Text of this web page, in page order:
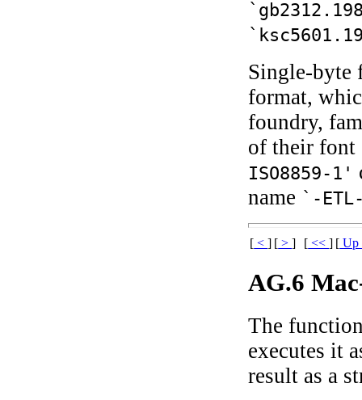
Single-byte
format,
foundry,
of their font
ISO8859-1'
name `-
[ <] [ >] [ <<] [ Up
AG.6
The
executes it
result as a